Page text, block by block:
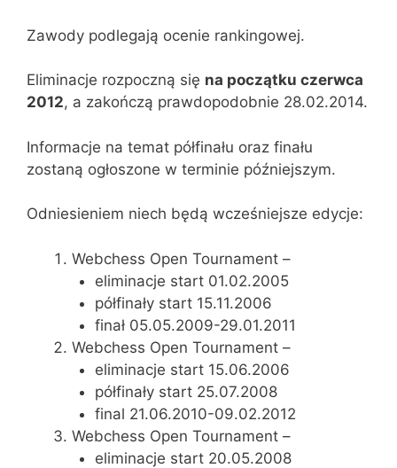
Zawody podlegają ocenie rankingowej.
Eliminacje rozpoczną się na początku czerwca
2012, a zakończą prawdopodobnie 28.02.2014.
Informacje na temat półfinału oraz finału
zostaną ogłoszone w terminie późniejszym.
Odniesieniem niech będą wcześniejsze edycje:
Webchess Open Tournament –
eliminacje start 01.02.2005
półfinały start 15.11.2006
finał 05.05.2009-29.01.2011
Webchess Open Tournament –
eliminacje start 15.06.2006
półfinały start 25.07.2008
final 21.06.2010-09.02.2012
Webchess Open Tournament –
eliminacje start 20.05.2008